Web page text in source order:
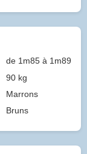
de 1m85 à 1m89
90 kg
Marrons
Bruns